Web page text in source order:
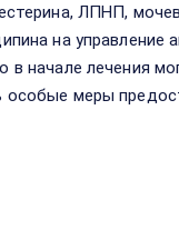
ЛПНП,
на
начале лечения
меры